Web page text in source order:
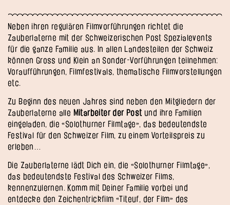
Neben ihren regulären Filmvorführungen richtet die
Zauberlaterne mit der Schweizerischen Post Spezialevents
für die ganze Familie aus. In allen Landesteilen der Schweiz
können Gross und Klein an Sonder-Vorführungen teilnehmen:
Voraufführungen, Filmfestivals, thematische Filmvorstellungen
etc.
Zu Beginn des neuen Jahres sind neben den Mitgliedern der
Zauberlaterne alle Mitarbeiter der Postund ihre Familien
eingeladen, die «Solothurner Filmtage», das bedeutendste
Festival für den Schweizer Film, zu einem Vorteilspreis zu
erleben…
Die Zauberlaterne lädt Dich ein, die «Solothurner Filmtage»,
das bedeutendste Festival des Schweizer Films,
kennenzulernen. Komm mit Deiner Familie vorbei und
entdecke den Zeichentrickfilm «Titeuf, der Film» des